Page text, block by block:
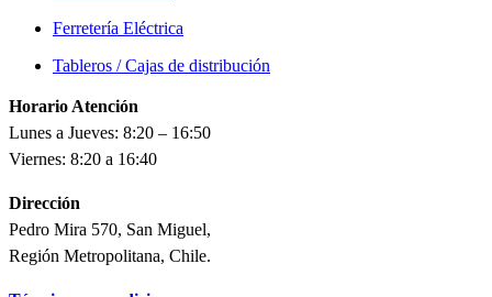
Ferretería Eléctrica
Tableros / Cajas de distribución
Horario Atención
Lunes a Jueves: 8:20 – 16:50
Viernes: 8:20 a 16:40
Dirección
Pedro Mira 570, San Miguel,
Región Metropolitana, Chile.